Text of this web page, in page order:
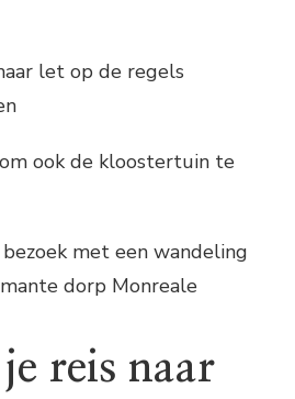
let op de regels
ook de kloostertuin te
met een wandeling
dorp Monreale
reis naar